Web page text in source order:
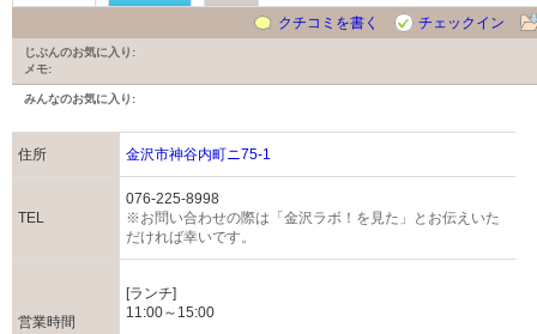
クチコミを書く
チェックイン
じぶんのお気に入り:
メモ:
みんなのお気に入り:
住所 金沢市神谷内町ニ75-1
TEL
076-225-8998
※お問い合わせの際は「金沢ラボ！を見た」とお伝えいた
だければ幸いです。
営業時間
[ランチ]
11:00～15:00